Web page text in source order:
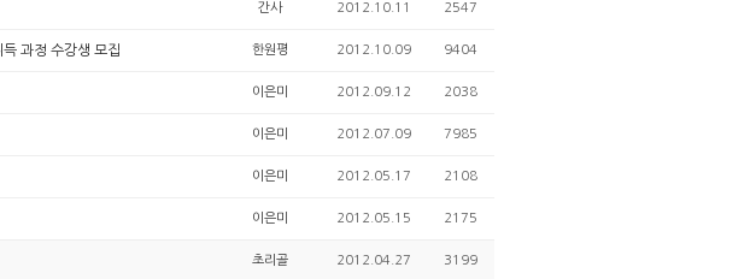
간사 2012.10.11 2547
과정 수강생 모집 한원평 2012.10.09 9404
이은미 2012.09.12 2038
이은미 2012.07.09 7985
이은미 2012.05.17 2108
이은미 2012.05.15 2175
초리골 2012.04.27 3199